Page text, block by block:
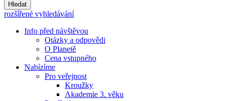
Hledat
rozšířené vyhledávání
Info před návštěvou
Otázky a odpovědi
O Planetě
Cena vstupného
Nabízíme
Pro veřejnost
Kroužky
Akademie 3. věku